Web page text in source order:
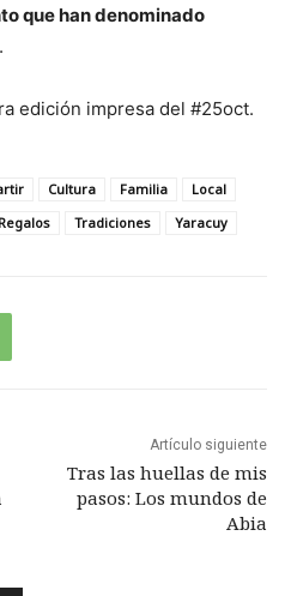
que han denominado
.
edición impresa del #25oct.
Cultura Familia
Local
Regalos Tradiciones Yaracuy
Artículo siguiente
Tras las huellas de mis
pasos: Los mundos de
Abia